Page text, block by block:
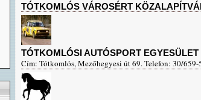
TÓTKOMLÓS VÁROSÉRT
TÓTKOMLÓSI AUTÓSPORT EGYESÜLET
Cím: Tótkomlós, Mezőhegyesi út 69. Telefon: 30/659-